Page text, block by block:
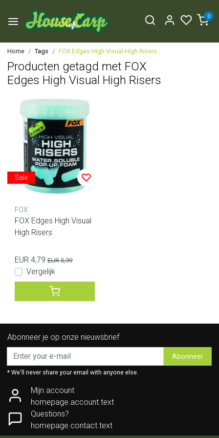
0
Home Tags FOX Edges High Visual High Risers
Producten getagd met FOX
Edges High Visual High Risers
Sale
FOX
FOX Edges High Visual
High Risers
EUR 4,79 EUR 5,99
Vergelijk
Abonneer je op onze nieuwsbrief
Abonneer
* We'll never share your email with anyone else.
Mijn account
homepage.account.text
Questions?
homepage.contact.text